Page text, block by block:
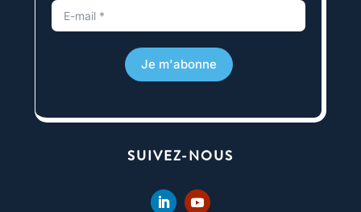
Je m'abonne
SUIVEZ-NOUS